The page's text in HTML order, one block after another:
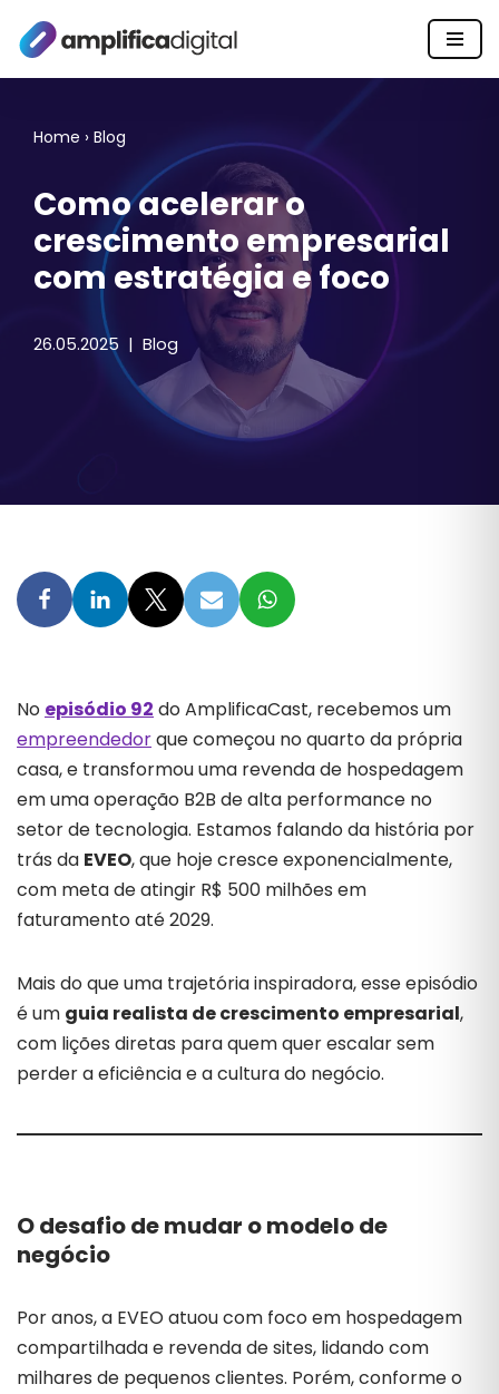
Pular
Home › Blog
Como acelerar o
crescimento empresarial
com estratégia e foco
26.05.2025 Blog
No episódio 92 do AmplificaCast, recebemos um
empreendedorque começou no quarto da própria
casa, e transformou uma revenda de hospedagem
em uma operação B2B de alta performance no
setor de tecnologia. Estamos falando da história por
trás da EVEO, que hoje cresce exponencialmente,
com meta de atingir R$ 500 milhões em
faturamento até 2029.
Mais do que uma trajetória inspiradora, esse episódio
é um guia realista de crescimento empresarial,
com lições diretas para quem quer escalar sem
perder a eficiência e a cultura do negócio.
O desafio de mudar o modelo de
negócio
Por anos, a EVEO atuou com foco em hospedagem
compartilhada e revenda de sites, lidando com
milhares de pequenos clientes. Porém, conforme o